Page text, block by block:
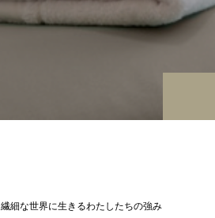
繊細な世界に生きるわたしたちの強み